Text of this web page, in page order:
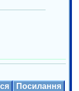
Посилання